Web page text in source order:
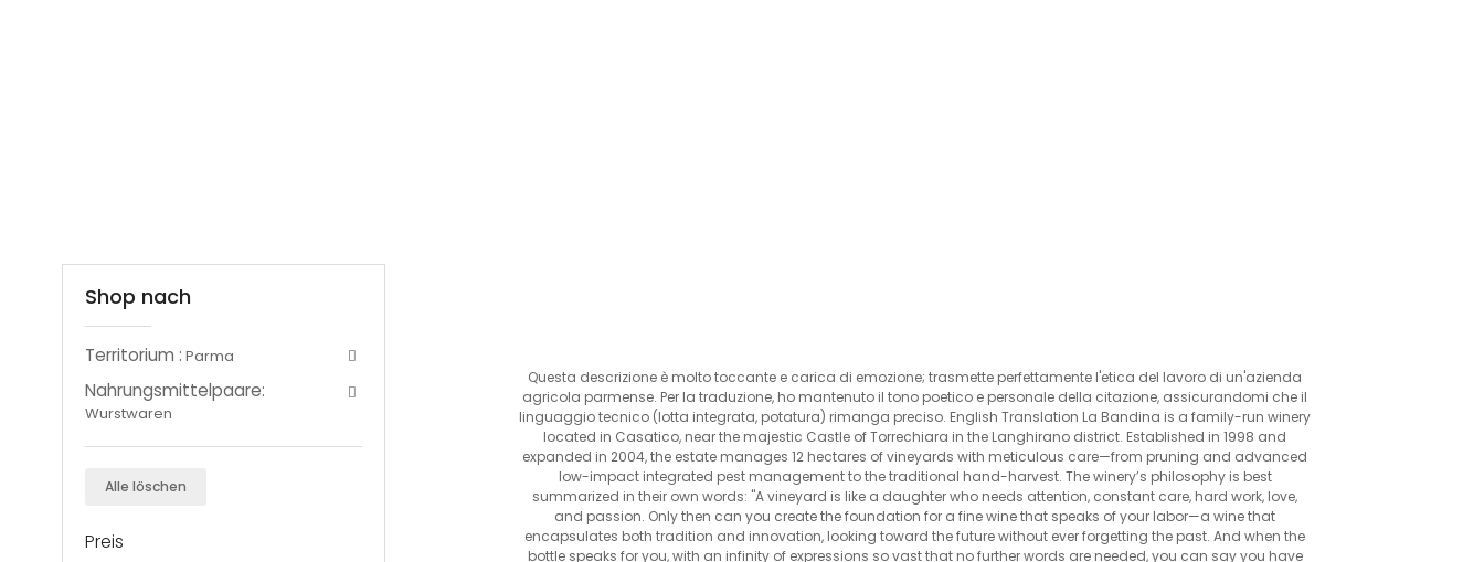
Questa descrizione è molto toccante e carica di emozione; trasmette perfettamente l'etica del lavoro di un'azienda
agricola parmense. Per la traduzione, ho mantenuto il tono poetico e personale della citazione, assicurandomi che il
linguaggio tecnico (lotta integrata, potatura) rimanga preciso. English Translation La Bandina is a family-run winery
located in Casatico, near the majestic Castle of Torrechiara in the Langhirano district. Established in 1998 and
expanded in 2004, the estate manages 12 hectares of vineyards with meticulous care—from pruning and advanced
low-impact integrated pest management to the traditional hand-harvest. The winery’s philosophy is best
summarized in their own words: "A vineyard is like a daughter who needs attention, constant care, hard work, love,
and passion. Only then can you create the foundation for a fine wine that speaks of your labor—a wine that
encapsulates both tradition and innovation, looking toward the future without ever forgetting the past. And when the
bottle speaks for you, with an infinity of expressions so vast that no further words are needed, you can say you have
Shop nach
Territorium : Parma
Nahrungsmittelpaare:
Wurstwaren
Alle löschen
Preis